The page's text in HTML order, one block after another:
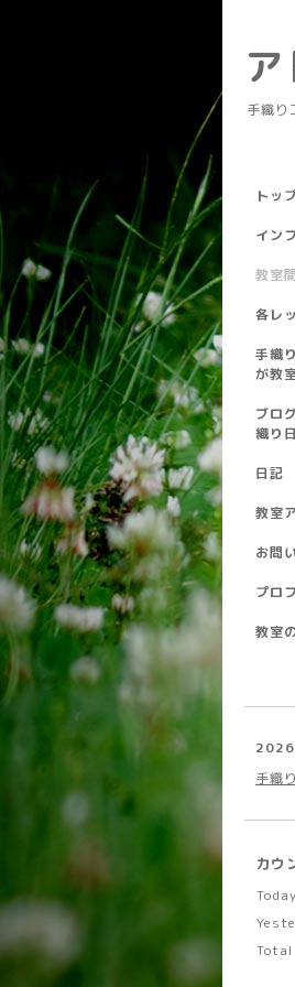
手織
トッ
イン
教室
各レ
手織
が教
ブロ
織り
日記
教室
お問
プロ
教室
手織
カウ
Total